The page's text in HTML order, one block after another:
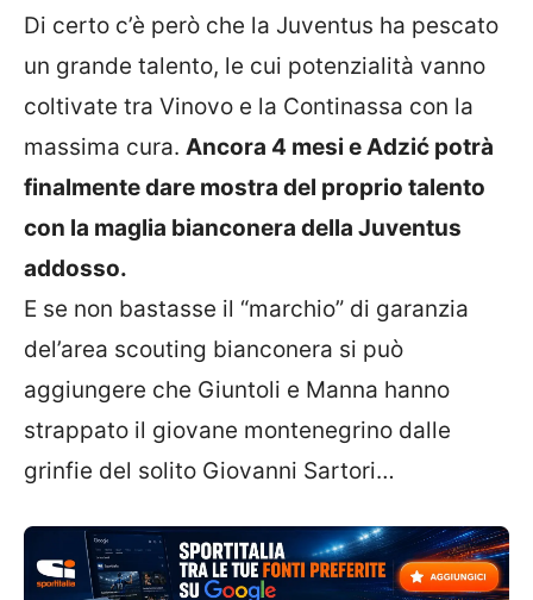
Di certo c’è però che la Juventus ha pescato
un grande talento, le cui potenzialità vanno
coltivate tra Vinovo e la Continassa con la
massima cura. Ancora 4 mesi e Adzić potrà
finalmente dare mostra del proprio talento
con la maglia bianconera della Juventus
addosso.
E se non bastasse il “marchio” di garanzia
del’area scouting bianconera si può
aggiungere che Giuntoli e Manna hanno
strappato il giovane montenegrino dalle
grinfie del solito Giovanni Sartori…